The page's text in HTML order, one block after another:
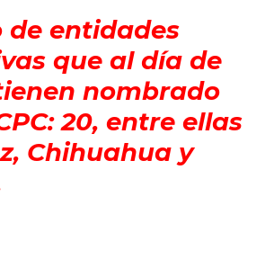
de entidades
que al día de
nombrado
20, entre ellas
Chihuahua y